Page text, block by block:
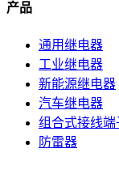
产品
通用继电器
工业继电器
新能源继电器
汽车继电器
组合式接线端
防雷器